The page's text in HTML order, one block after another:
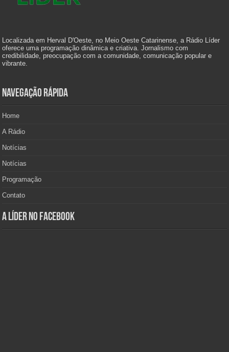
Localizada em Herval D'Oeste, no Meio Oeste Catarinense, a Rádio Líder
oferece uma programação dinâmica e criativa. Jornalismo com
credibilidade, preocupação com a comunidade, comunicação popular e
vibrante.
Navegação Rápida
Home
A Rádio
Notícias
Notícias
Programação
Contato
A Líder no Facebook